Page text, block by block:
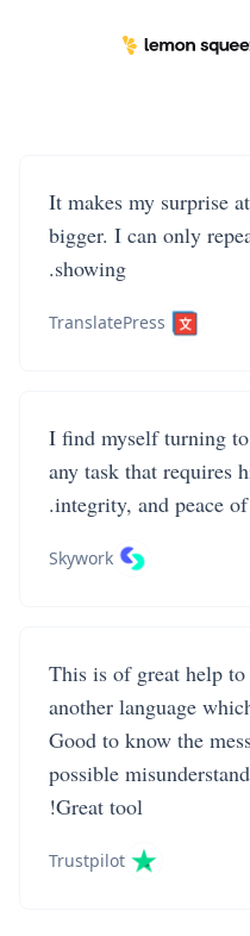
It makes my surprise
bigger. I can only
showing.
TranslatePress
I find myself turning
any task that requires
integrity, and peace
Skywork
This is of great help
another language
Good to know the
possible
Great tool!
Trustpilot